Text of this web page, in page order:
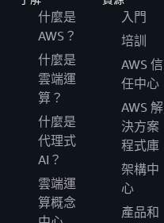
什麼是
AWS？
什麼是
雲端運
算？
什麼是
代理式
AI？
雲端運
算概念
入門
培訓
AWS 信
任中心
AWS 解
決方案
程式庫
架構中
心
產品和